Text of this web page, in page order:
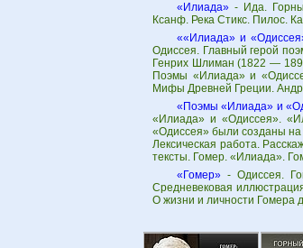
«Илиада»- Ида.
Ксанф. Река Стикс. Пилос.
««Илиада» и
Одиссея. Главный герой
Генрих Шлиман (1822 —
Поэмы «Илиада» и
Мифы Древней Греции.
«Поэмы «Илиада» и
«Илиада» и «Одиссея».
«Одиссея» были созданы
Лексическая работа.
тексты. Гомер. «Илиада».
«Гомер»- Одиссея.
Средневековая
О жизни и личности Гомера